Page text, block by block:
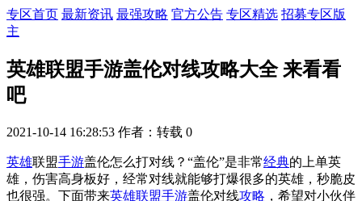
专区首页 最新资讯 最强攻略 官方公告 专区精选 招募专区版
主
英雄联盟手游盖伦对线攻略大全 来看看
吧
2021-10-14 16:28:53 作者：转载 0
英雄联盟手游盖伦怎么打对线？“盖伦”是非常经典的上单英
雄，伤害高身板好，经常对线就能够打爆很多的英雄，秒脆皮
也很强。下面带来英雄联盟手游盖伦对线攻略 ，希望对小伙伴